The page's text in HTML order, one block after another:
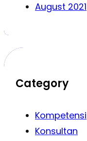
August 2021
Category
Kompetensi
Konsultan